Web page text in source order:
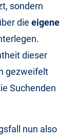
sondern
die eigene
dieser
gezweifelt
Suchenden
nun also